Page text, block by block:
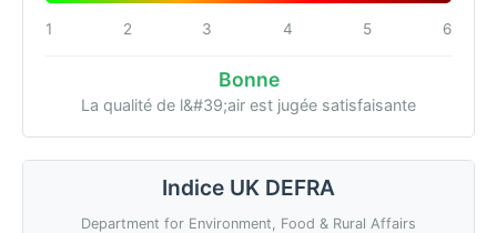
1 2 3 4 5 6
Bonne
La qualité de l&#39;air est jugée satisfaisante
Indice UK DEFRA
Department for Environment, Food & Rural Affairs